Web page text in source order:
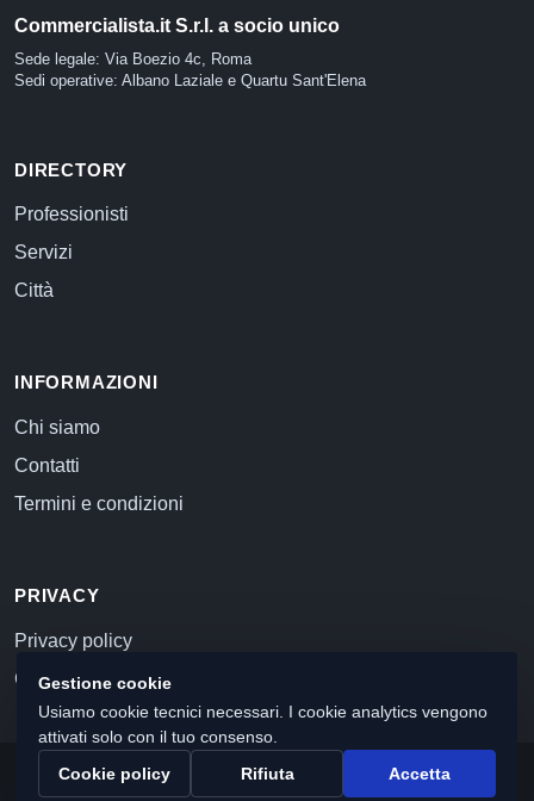
Commercialista.it S.r.l. a socio unico
Sede legale: Via Boezio 4c, Roma
Sedi operative: Albano Laziale e Quartu Sant'Elena
DIRECTORY
Professionisti
Servizi
Città
INFORMAZIONI
Chi siamo
Contatti
Termini e condizioni
PRIVACY
Privacy policy
Cookie policy
© 2026 Commercialista.com
C.F. e P.IVA 12059071006
Gestione cookie
Usiamo cookie tecnici necessari. I cookie analytics vengono
attivati solo con il tuo consenso.
Cookie policy
Rifiuta Accetta